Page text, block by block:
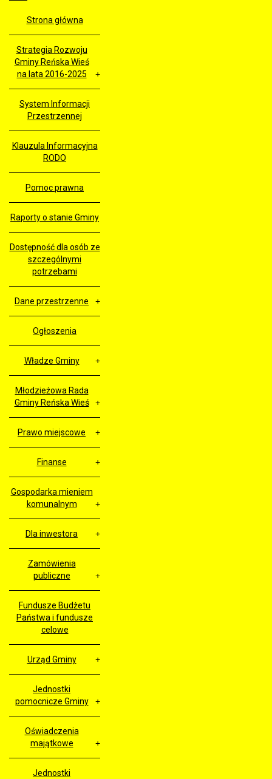
Strona główna
Strategia Rozwoju
Gminy Reńska Wieś
na lata 2016-2025
System Informacji
Przestrzennej
Klauzula Informacyjna
RODO
Pomoc prawna
Raporty o stanie Gminy
Dostępność dla osób ze
szczególnymi
potrzebami
Dane przestrzenne
Ogłoszenia
Władze Gminy
Młodzieżowa Rada
Gminy Reńska Wieś
Prawo miejscowe
Finanse
Gospodarka mieniem
komunalnym
Dla inwestora
Zamówienia
publiczne
Fundusze Budżetu
Państwa i fundusze
celowe
Urząd Gminy
Jednostki
pomocnicze Gminy
Oświadczenia
majątkowe
Jednostki